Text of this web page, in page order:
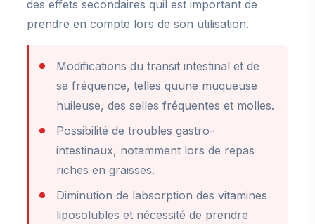
des effets secondaires quil est important de
prendre en compte lors de son utilisation.
Modifications du transit intestinal et de
sa fréquence, telles quune muqueuse
huileuse, des selles fréquentes et molles.
Possibilité de troubles gastro-
intestinaux, notamment lors de repas
riches en graisses.
Diminution de labsorption des vitamines
liposolubles et nécessité de prendre